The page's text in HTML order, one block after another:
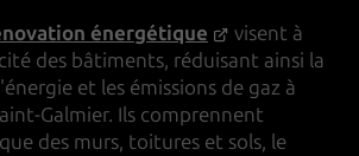
énergétique
visent à
des bâtiments, réduisant ainsi la
et les émissions de gaz à
Galmier. Ils comprennent
des murs, toitures et sols, le